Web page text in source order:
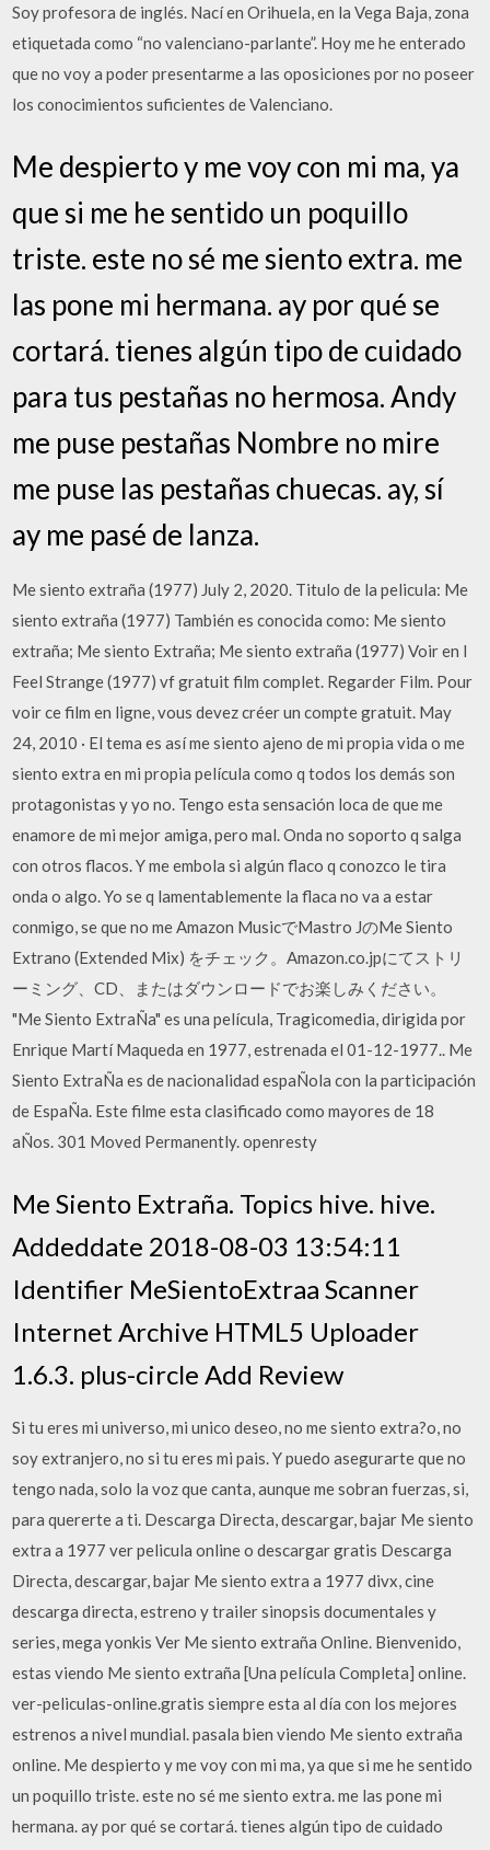
Soy profesora de inglés. Nací en Orihuela, en la Vega Baja, zona
etiquetada como “no valenciano-parlante”. Hoy me he enterado
que no voy a poder presentarme a las oposiciones por no poseer
los conocimientos suficientes de Valenciano.
Me despierto y me voy con mi ma, ya
que si me he sentido un poquillo
triste. este no sé me siento extra. me
las pone mi hermana. ay por qué se
cortará. tienes algún tipo de cuidado
para tus pestañas no hermosa. Andy
me puse pestañas Nombre no mire
me puse las pestañas chuecas. ay, sí
ay me pasé de lanza.
Me siento extraña (1977) July 2, 2020. Titulo de la pelicula: Me
siento extraña (1977) También es conocida como: Me siento
extraña; Me siento Extraña; Me siento extraña (1977) Voir en I
Feel Strange (1977) vf gratuit film complet. Regarder Film. Pour
voir ce film en ligne, vous devez créer un compte gratuit. May
24, 2010 · El tema es así me siento ajeno de mi propia vida o me
siento extra en mi propia película como q todos los demás son
protagonistas y yo no. Tengo esta sensación loca de que me
enamore de mi mejor amiga, pero mal. Onda no soporto q salga
con otros flacos. Y me embola si algún flaco q conozco le tira
onda o algo. Yo se q lamentablemente la flaca no va a estar
conmigo, se que no me Amazon MusicでMastro JのMe Siento
Extrano (Extended Mix) をチェック。Amazon.co.jpにてストリ
ーミング、CD、またはダウンロードでお楽しみください。
"Me Siento ExtraÑa" es una película, Tragicomedia, dirigida por
Enrique Martí Maqueda en 1977, estrenada el 01-12-1977.. Me
Siento ExtraÑa es de nacionalidad espaÑola con la participación
de EspaÑa. Este filme esta clasificado como mayores de 18
aÑos. 301 Moved Permanently. openresty
Me Siento Extraña. Topics hive. hive.
Addeddate 2018-08-03 13:54:11
Identifier MeSientoExtraa Scanner
Internet Archive HTML5 Uploader
1.6.3. plus-circle Add Review
Si tu eres mi universo, mi unico deseo, no me siento extra?o, no
soy extranjero, no si tu eres mi pais. Y puedo asegurarte que no
tengo nada, solo la voz que canta, aunque me sobran fuerzas, si,
para quererte a ti. Descarga Directa, descargar, bajar Me siento
extra a 1977 ver pelicula online o descargar gratis Descarga
Directa, descargar, bajar Me siento extra a 1977 divx, cine
descarga directa, estreno y trailer sinopsis documentales y
series, mega yonkis Ver Me siento extraña Online. Bienvenido,
estas viendo Me siento extraña [Una película Completa] online.
ver-peliculas-online.gratis siempre esta al día con los mejores
estrenos a nivel mundial. pasala bien viendo Me siento extraña
online. Me despierto y me voy con mi ma, ya que si me he sentido
un poquillo triste. este no sé me siento extra. me las pone mi
hermana. ay por qué se cortará. tienes algún tipo de cuidado